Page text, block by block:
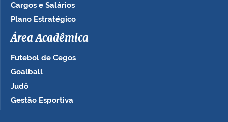
Cargos e Salários
Plano Estratégico
Área Acadêmica
Futebol de Cegos
Goalball
Judô
Gestão Esportiva